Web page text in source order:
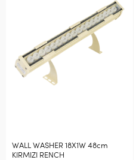
WALL WASHER 18X1W 48cm
KIRMIZI RENCH